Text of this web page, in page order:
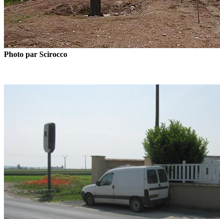
Photo par Scirocco